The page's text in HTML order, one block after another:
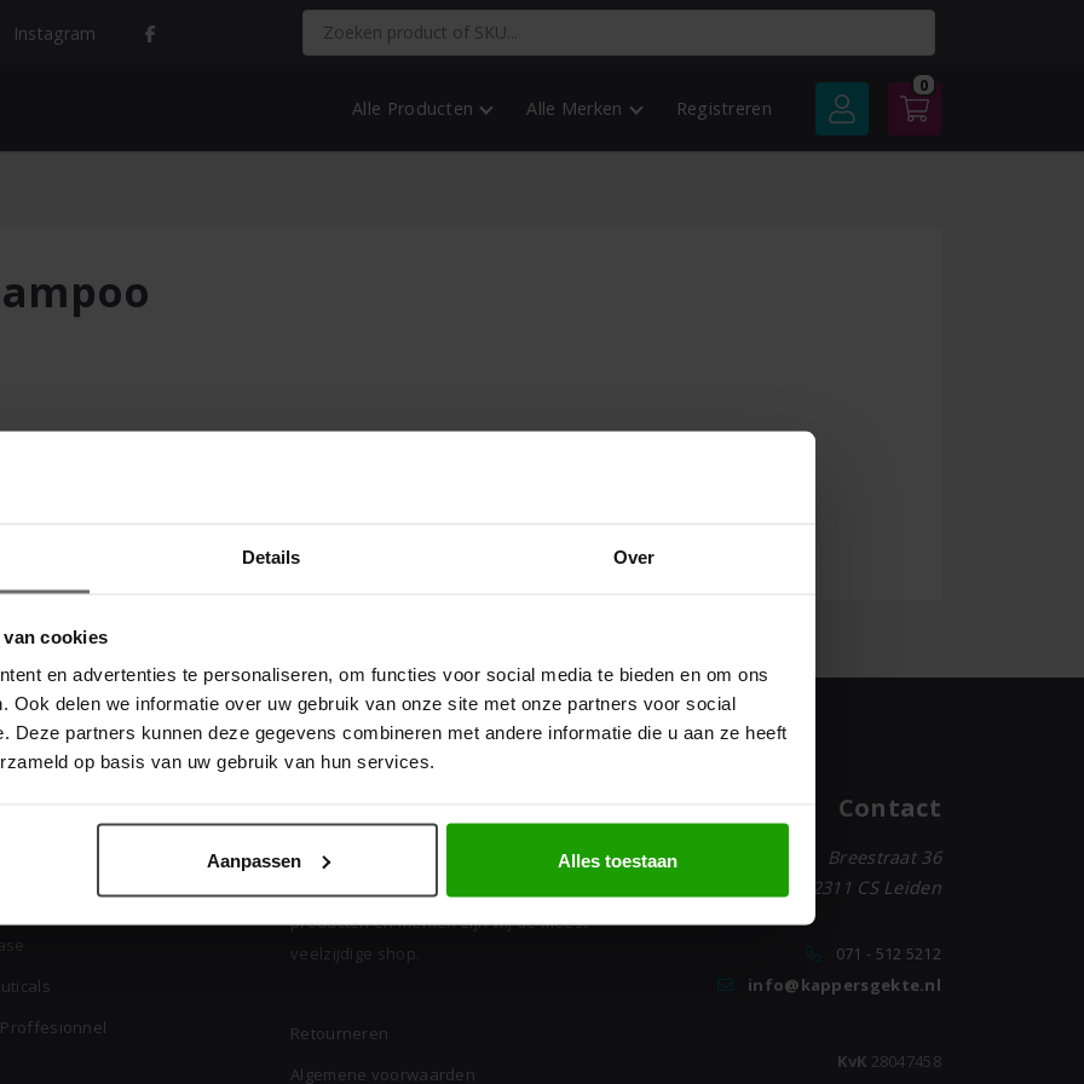
Details Over
cookies
en advertenties te personaliseren, om functies voor social media te bieden en om ons
Ook delen we informatie over uw gebruik van onze site met onze partners voor social
Deze partners kunnen deze gegevens combineren met andere informatie die u aan ze heeft
op basis van uw gebruik van hun services.
Aanpassen Alles toestaan
Instagram
Alle Producten Alle Merken Registreren
0
Proffesionnel
Kappersgekte.nl is dé online shop voor
kappers. Met een zeer groot aanbod
producten en merken zijn wij de meest
veelzijdige shop.
Retourneren
Algemene voorwaarden
Contact
Breestraat 36
2311 CS Leiden
071 - 512 5212
info@kappersgekte.nl
KvK 28047458